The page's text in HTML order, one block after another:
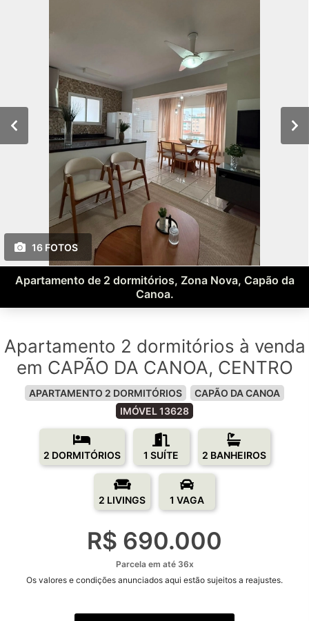
16 FOTOS
Apartamento de 2 dormitórios, Zona Nova, Capão da
Canoa.
Apartamento 2 dormitórios à venda
em CAPÃO DA CANOA, CENTRO
APARTAMENTO 2 DORMITÓRIOS
CAPÃO DA CANOA
IMÓVEL 13628
2 DORMITÓRIOS 1 SUÍTE 2 BANHEIROS
2 LIVINGS 1 VAGA
R$ 690.000
Parcela em até 36x
Os valores e condições anunciados aqui estão sujeitos a reajustes.